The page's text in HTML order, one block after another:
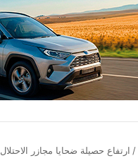
/ ارتفاع حصيلة ضحايا مجازر الاحتلال